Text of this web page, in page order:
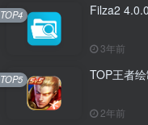
Filza2
3年前
TOP4
TOP王者
2年前
TOP5